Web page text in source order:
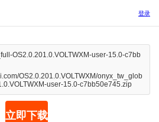
登录
OS2.0.201.0.VOLTWXM-user-15.0-c7bb
OS2.0.201.0.VOLTWXM/onyx_tw_glob
user-15.0-c7bb50e745.zip
立即下载